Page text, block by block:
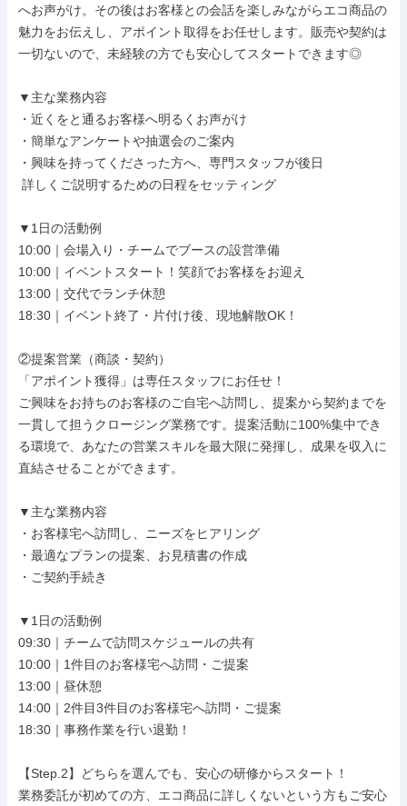
へお声がけ。その後はお客様との会話を楽しみながらエコ商品の
魅力をお伝えし、アポイント取得をお任せします。販売や契約は
一切ないので、未経験の方でも安心してスタートできます◎
▼主な業務内容
・近くをと通るお客様へ明るくお声がけ
・簡単なアンケートや抽選会のご案内
・興味を持ってくださった方へ、専門スタッフが後日
▼1日の活動例
10:00｜会場入り・チームでブースの設営準備
10:00｜イベントスタート！笑顔でお客様をお迎え
13:00｜交代でランチ休憩
18:30｜イベント終了・片付け後、現地解散OK！
②提案営業（商談・契約）
「アポイント獲得」は専任スタッフにお任せ！
ご興味をお持ちのお客様のご自宅へ訪問し、提案から契約までを
一貫して担うクロージング業務です。提案活動に100%集中でき
る環境で、あなたの営業スキルを最大限に発揮し、成果を収入に
直結させることができます。
▼主な業務内容
・お客様宅へ訪問し、ニーズをヒアリング
・最適なプランの提案、お見積書の作成
・ご契約手続き
▼1日の活動例
09:30｜チームで訪問スケジュールの共有
10:00｜1件目のお客様宅へ訪問・ご提案
13:00｜昼休憩
14:00｜2件目3件目のお客様宅へ訪問・ご提案
18:30｜事務作業を行い退勤！
【Step.2】どちらを選んでも、安心の研修からスタート！
業務委託が初めての方、エコ商品に詳しくないという方もご安心